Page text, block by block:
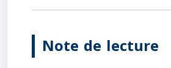
Note de lecture